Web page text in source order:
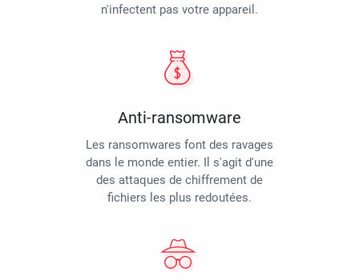
n'infectent pas votre appareil.
Anti-ransomware
Les ransomwares font des ravages
dans le monde entier. Il s'agit d'une
des attaques de chiffrement de
fichiers les plus redoutées.